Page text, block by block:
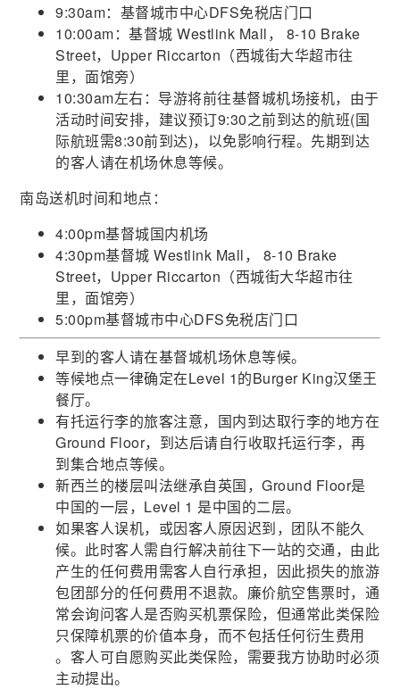
9:30am：基督城市中心DFS免税店门口
10:00am：基督城 Westlink Mall， 8-10 Brake
Street，Upper Riccarton（西城街大华超市往
里，面馆旁）
10:30am左右：导游将前往基督城机场接机，由于
活动时间安排，建议预订9:30之前到达的航班(国
际航班需8:30前到达)，以免影响行程。先期到达
的客人请在机场休息等候。
南岛送机时间和地点：
4:00pm基督城国内机场
4:30pm基督城 Westlink Mall， 8-10 Brake
Street，Upper Riccarton（西城街大华超市往
里，面馆旁）
5:00pm基督城市中心DFS免税店门口
早到的客人请在基督城机场休息等候。
等候地点一律确定在Level 1的Burger King汉堡王
餐厅。
有托运行李的旅客注意，国内到达取行李的地方在
Ground Floor，到达后请自行收取托运行李，再
到集合地点等候。
新西兰的楼层叫法继承自英国，Ground Floor是
中国的一层，Level 1 是中国的二层。
如果客人误机，或因客人原因迟到，团队不能久
候。此时客人需自行解决前往下一站的交通，由此
产生的任何费用需客人自行承担，因此损失的旅游
包团部分的任何费用不退款。廉价航空售票时，通
常会询问客人是否购买机票保险，但通常此类保险
只保障机票的价值本身，而不包括任何衍生费用
。客人可自愿购买此类保险，需要我方协助时必须
主动提出。